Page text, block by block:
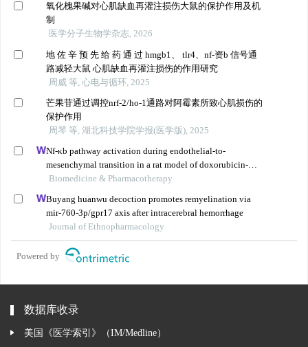
氧化槐果碱对心肌缺血再灌注损伤大鼠的保护作用及机
制
医学分子生物学杂志, 2026
地 佐 辛 预 先 给 药 通 过 hmgb1、 tlr4、nf-资b 信号通
路减轻大鼠 心肌缺血再灌注损伤的作用研究
周威 等, 心电与循环, 2025
芒果苷通过调控nrf-2/ho-1通路对阿霉素所致心肌损伤的
保护作用
周琴 等, 湖北科技学院学报(医学版), 2025
Nf-κb pathway activation during endothelial-to-
mesenchymal transition in a rat model of doxorubicin-
induced cardiotoxicity
Biomedicine & Pharmacotherapy
Buyang huanwu decoction promotes remyelination via
mir-760-3p/gpr17 axis after intracerebral hemorrhage
Journal of Ethnopharmacology
Powered by
数据库收录
美国《医学索引》（IM/Medline）